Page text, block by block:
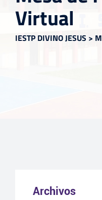
Virtual
IESTP DIVINO JESUS >
Archivos